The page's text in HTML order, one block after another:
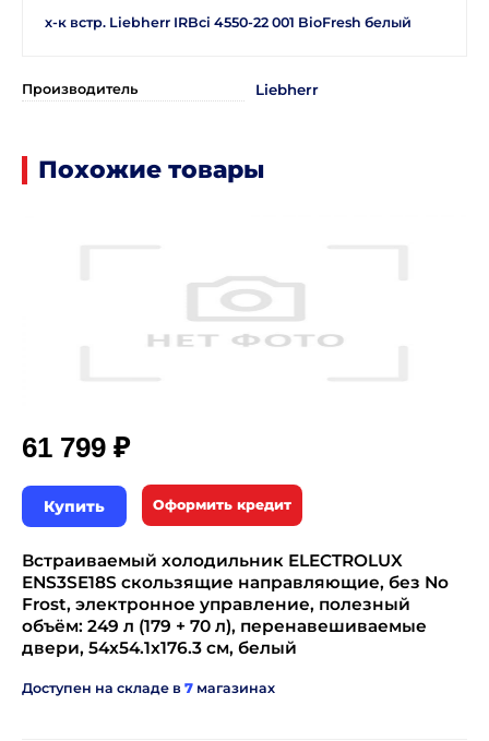
х-к встр. Liebherr IRBci 4550-22 001 BioFresh белый
Производитель Liebherr
Похожие товары
61 799 ₽
Купить Оформить кредит
Встраиваемый холодильник ELECTROLUX
ENS3SE18S скользящие направляющие, без No
Frost, электронное управление, полезный
объём: 249 л (179 + 70 л), перенавешиваемые
двери, 54x54.1x176.3 см, белый
Доступен на складе в 7 магазинах